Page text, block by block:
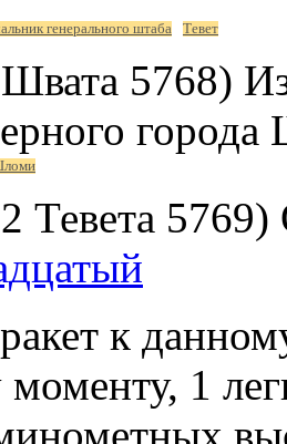
генерального штаба Тевет
5768)
Тевета 5769)
к
1